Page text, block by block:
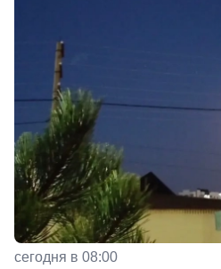
сегодня в 08:00